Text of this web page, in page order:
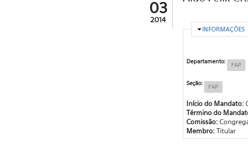
03
2014
OCULTAR
INFORMAÇÕES
Departamento: FAP
Seção: FAP
Início do Mandato:
Término do
Comissão:
Membro:Titular